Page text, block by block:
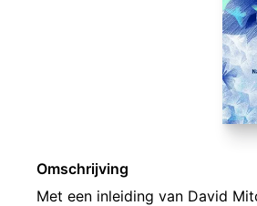
Omschrijving
Met een inleiding van David